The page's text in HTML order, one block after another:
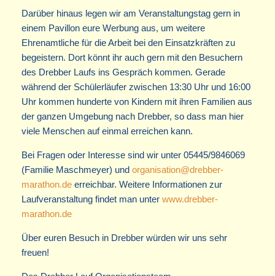
Darüber hinaus legen wir am Veranstaltungstag gern in
einem Pavillon eure Werbung aus, um weitere
Ehrenamtliche für die Arbeit bei den Einsatzkräften zu
begeistern. Dort könnt ihr auch gern mit den Besuchern
des Drebber Laufs ins Gespräch kommen. Gerade
während der Schülerläufer zwischen 13:30 Uhr und 16:00
Uhr kommen hunderte von Kindern mit ihren Familien aus
der ganzen Umgebung nach Drebber, so dass man hier
viele Menschen auf einmal erreichen kann.
Bei Fragen oder Interesse sind wir unter 05445/9846069
(Familie Maschmeyer) und organisation@drebber-
marathon.de erreichbar. Weitere Informationen zur
Laufveranstaltung findet man unter www.drebber-
marathon.de
Über euren Besuch in Drebber würden wir uns sehr
freuen!